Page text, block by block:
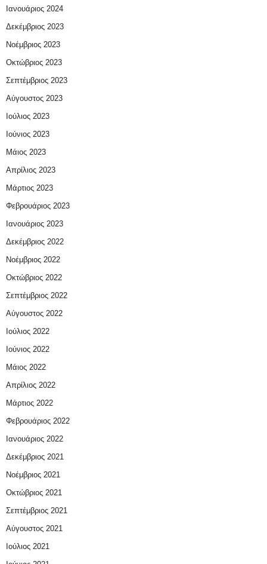
Ιανουάριος 2024
Δεκέμβριος 2023
Νοέμβριος 2023
Οκτώβριος 2023
Σεπτέμβριος 2023
Αύγουστος 2023
Ιούλιος 2023
Ιούνιος 2023
Μάιος 2023
Απρίλιος 2023
Μάρτιος 2023
Φεβρουάριος 2023
Ιανουάριος 2023
Δεκέμβριος 2022
Νοέμβριος 2022
Οκτώβριος 2022
Σεπτέμβριος 2022
Αύγουστος 2022
Ιούλιος 2022
Ιούνιος 2022
Μάιος 2022
Απρίλιος 2022
Μάρτιος 2022
Φεβρουάριος 2022
Ιανουάριος 2022
Δεκέμβριος 2021
Νοέμβριος 2021
Οκτώβριος 2021
Σεπτέμβριος 2021
Αύγουστος 2021
Ιούλιος 2021